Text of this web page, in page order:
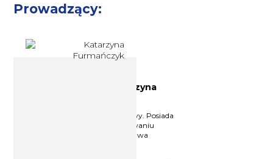
Prowadzący:
Doradca podatkowy Katarzyna
Licencjonowany doradca podatkowy. Posiada
wieloletnie doświadczenie w stosowaniu
polskiego i międzynarodowego prawa